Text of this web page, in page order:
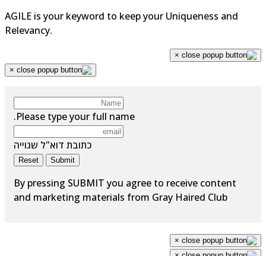
AGILE is your keyword to keep your Uniqueness and
Relevancy.
×
×
Please type your full name.
כתובת דוא"ל שגוייה
Submit
Reset
By pressing SUBMIT you agree to receive content
and marketing materials from Gray Haired Club
×